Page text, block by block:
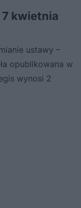
kwietnia
ustawy –
opublikowana w
wynosi 2